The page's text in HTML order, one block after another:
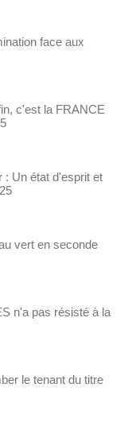
face aux
c'est la FRANCE
: Un état d'esprit et
vert en seconde
n'a pas résisté à la
le tenant du titre